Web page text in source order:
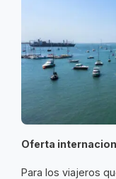
Oferta
Para los viajeros